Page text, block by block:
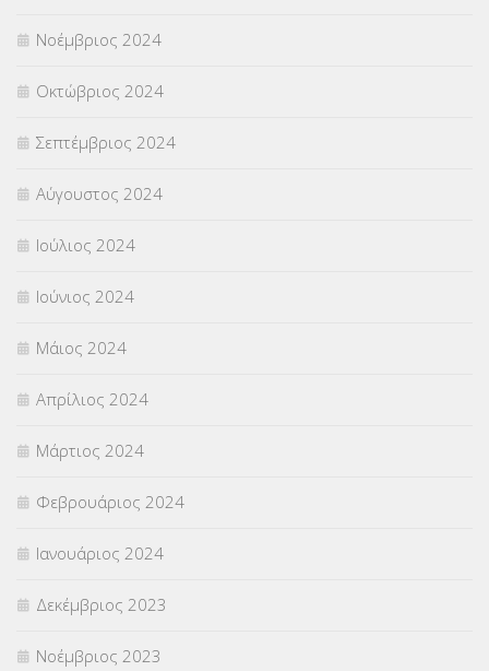
Νοέμβριος 2024
Οκτώβριος 2024
Σεπτέμβριος 2024
Αύγουστος 2024
Ιούλιος 2024
Ιούνιος 2024
Μάιος 2024
Απρίλιος 2024
Μάρτιος 2024
Φεβρουάριος 2024
Ιανουάριος 2024
Δεκέμβριος 2023
Νοέμβριος 2023